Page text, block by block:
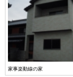
家事楽動線の家